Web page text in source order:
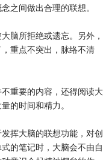
之间做出合理的联想。
脑所拒绝或遗忘。另外，
重点不突出，脉络不清
重要的内容，还得阅读大
的时间和精力。
挥大脑的联想功能，对创
的笔记时，大脑会不由自